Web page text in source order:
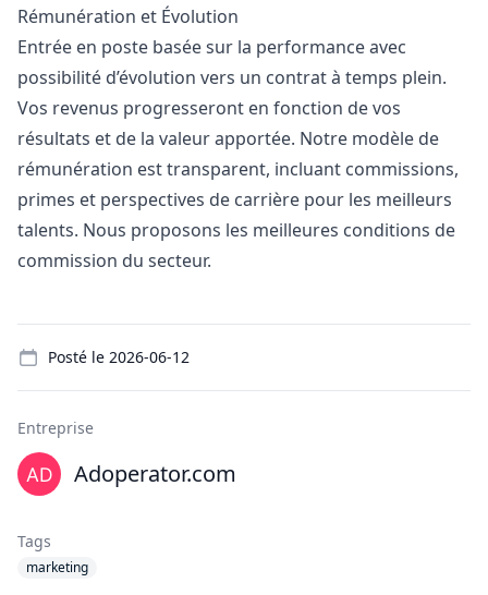
Rémunération et Évolution
Entrée en poste basée sur la performance avec
possibilité d’évolution vers un contrat à temps plein.
Vos revenus progresseront en fonction de vos
résultats et de la valeur apportée. Notre modèle de
rémunération est transparent, incluant commissions,
primes et perspectives de carrière pour les meilleurs
talents. Nous proposons les meilleures conditions de
commission du secteur.
Posté le 2026-06-12
Entreprise
Adoperator.com
Tags
marketing